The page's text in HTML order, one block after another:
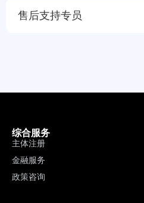
售后支持专员
综合服务
主体注册
金融服务
政策咨询